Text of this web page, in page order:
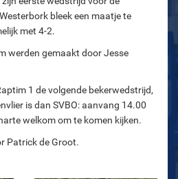
bleek een maatje te
met 4-2.
werden gemaakt door Jesse
1 de volgende bekerwedstrijd,
is dan SVBO: aanvang 14.00
welkom om te komen kijken.
Patrick de Groot.